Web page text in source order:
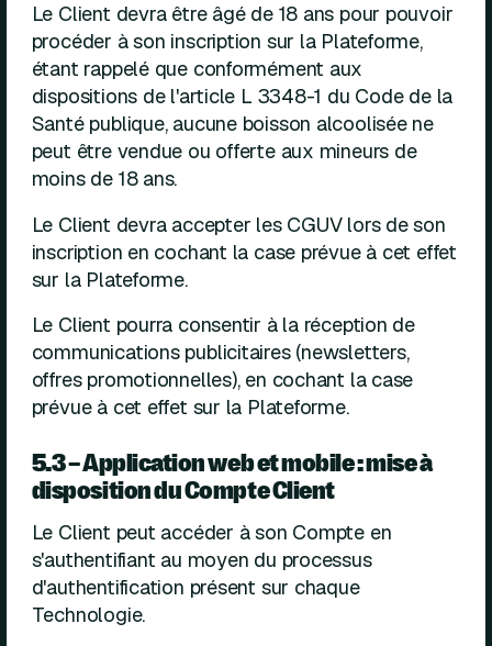
Le Client devra être âgé de 18 ans pour pouvoir
procéder à son inscription sur la Plateforme,
étant rappelé que conformément aux
dispositions de l'article L 3348-1 du Code de la
Santé publique, aucune boisson alcoolisée ne
peut être vendue ou offerte aux mineurs de
moins de 18 ans.
Le Client devra accepter les CGUV lors de son
inscription en cochant la case prévue à cet effet
sur la Plateforme.
Le Client pourra consentir à la réception de
communications publicitaires (newsletters,
offres promotionnelles), en cochant la case
prévue à cet effet sur la Plateforme.
5.3 – Application web et mobile : mise à
disposition du Compte Client
Le Client peut accéder à son Compte en
s'authentifiant au moyen du processus
d'authentification présent sur chaque
Technologie.